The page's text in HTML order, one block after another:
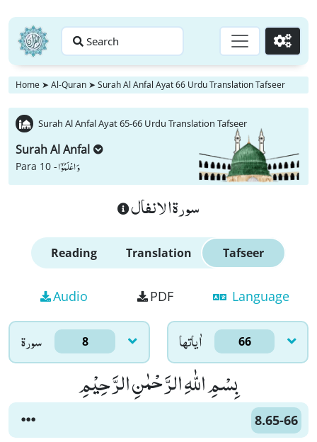
Search Go
Home ➤ Al-Quran ➤ Surah Al Anfal Ayat 66 Urdu Translation Tafseer
Surah Al Anfal Ayat 65-66 Urdu Translation Tafseer
Surah Al Anfal
Para 10 -وَ اعْلَمُوْۤا
سورة الانفال
Reading Translation Tafseer
Audio PDF Language
سورۃ 8 اٰياتها 66
بِسْمِ اللّٰهِ الرَّحْمٰنِ الرَّحِیْمِ
8.65-66